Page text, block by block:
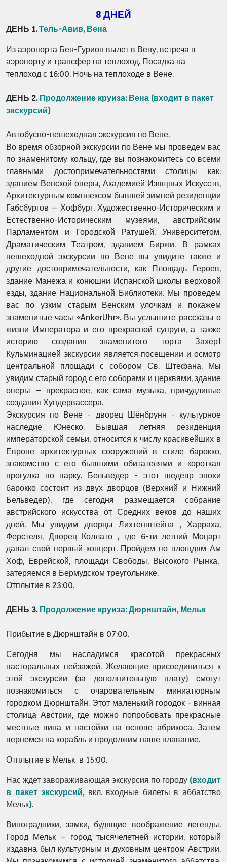
8 ДНЕЙ
ДЕНЬ 1.Тель-Авив, Вена
Из аэропорта Бен-Гурион вылет в Вену, встреча в
аэропорту и трансфер на теплоход. Посадка на
теплоход с 16:00. Ночь на теплоходе в Вене.
ДЕНЬ 2. Продолжение круиза: Вена (входит в пакет
экскурсий)
Автобусно-пешеходная экскурсия по Вене.
Во время обзорной экскурсии по Вене мы проведем вас
по знаменитому кольцу, где вы познакомитесь со всеми
главными достопримечательностями столицы как:
зданием Венской оперы, Академией Изящных Искусств,
Архитектурным комплексом бывшей зимней резиденции
Габсбургов – Хофбург, Художественно-Историческим и
Естественно-Историческим музеями, австрийским
Парламентом и Городской Ратушей, Университетом,
Драматическим Театром, зданием Биржи. В рамках
пешеходной экскурсии по Вене вы увидите также и
другие достопримечательности, как Площадь Героев,
здание Манежа и конюшни Испанской школы верховой
езды, здание Национальной Библиотеки. Мы проведем
вас по узким старым Венским улочкам и покажем
знаменитые часы «AnkerUhr». Вы услышите рассказы о
жизни Императора и его прекрасной супруги, а также
историю создания знаменитого торта Захер!
Кульминацией экскурсии является посещении и осмотр
центральной площади с собором Св. Штефана. Мы
увидим старый город с его соборами и церквями, здание
оперы – прекрасное, как сама музыка, причудливые
создания Хундервассера.
Экскурсия по Вене - дворец Шёнбрунн - культурное
наследие Юнеско. Бывшая летняя резиденция
императорской семьи, относится к числу красивейших в
Европе архитектурных сооружений в стиле барокко,
знакомство с его бывшими обитателями и короткая
прогулка по парку. Бельведер - этот шедевр эпохи
барокко состоит из двух дворцов (Верхний и Нижний
Бельведер), где сегодня размещается собрание
австрийского искусства от Средних веков до наших
дней. Мы увидим дворцы Лихтенштейна , Харраха,
Ферстеля, Дворец Коллато , где 6-ти летний Моцарт
давал свой первый концерт. Пройдем по площдям Ам
Хоф, Еврейской, площади Свободы, Высокого Рынка,
затеряемся в Бермудском треугольнике.
Отплытие в 23:00.
ДЕНЬ 3. Продолжение круиза:Дюрнштайн, Мельк
Прибытие в Дюрнштайн в 07:00.
Сегодня мы насладимся красотой прекрасных
пасторальных пейзажей. Желающие присоединиться к
этой экскурсии (за дополнительную плату) смогут
познакомиться с очаровательным миниатюрным
городком Дюрнштайн. Этот маленький городок - винная
столица Австрии, где можно попробовать прекрасные
местные вина и настойки на основе абрикоса. Затем
вернемся на корабль и продолжим наше плавание.
Отплытие в Мельк в 15:00.
Нас ждет завораживающая экскурсия по городу (входит
в пакет экскурсий, вкл. входные билеты в аббатство
Мельк).
Виноградники, замки, будящие воображение легенды.
Город Мельк – город тысячелетней истории, который
издавна был культурным и духовным центром Австрии.